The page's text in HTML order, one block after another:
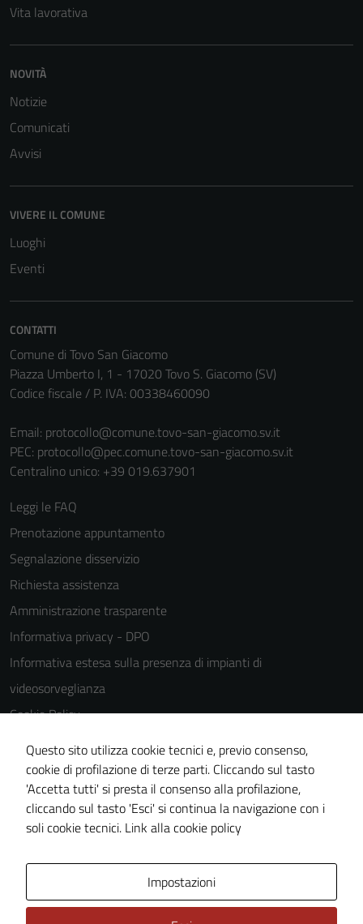
Vita lavorativa
NOVITÀ
Notizie
Comunicati
Avvisi
VIVERE IL COMUNE
Luoghi
Eventi
CONTATTI
Comune di Tovo San Giacomo
Piazza Umberto I, 1 - 17020 Tovo S. Giacomo (SV)
Codice fiscale / P. IVA: 00338460090
Email: protocollo@comune.tovo-san-giacomo.sv.it
PEC: protocollo@pec.comune.tovo-san-giacomo.sv.it
Centralino unico: +39 019.637901
Leggi le FAQ
Prenotazione appuntamento
Segnalazione disservizio
Richiesta assistenza
Amministrazione trasparente
Informativa privacy - DPO
Informativa estesa sulla presenza di impianti di
videosorveglianza
Cookie Policy
Dichiarazione di accessibilità
Piano di miglioramento del sito
Statistiche sito web
Questo sito utilizza cookie tecnici e, previo consenso,
cookie di profilazione di terze parti. Cliccando sul tasto
'Accetta tutti' si presta il consenso alla profilazione,
cliccando sul tasto 'Esci' si continua la navigazione con i
soli cookie tecnici. Link alla cookie policy
Impostazioni